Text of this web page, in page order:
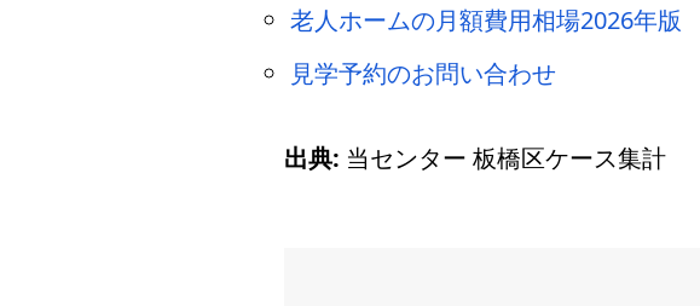
老人ホームの月額費用相場2026年版
見学予約のお問い合わせ
出典: 当センター 板橋区ケース集計